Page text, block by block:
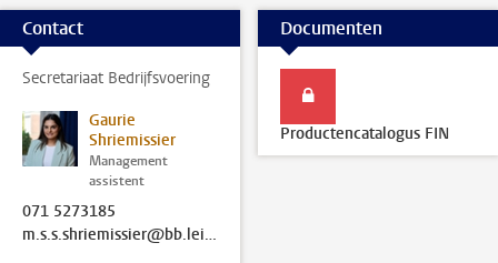
Contact
Secretariaat Bedrijfsvoering
Gaurie
Shriemissier
Management
assistent
071 5273185
m.s.s.shriemissier@bb.leidenuniv.nl
Documenten
Productencatalogus FIN